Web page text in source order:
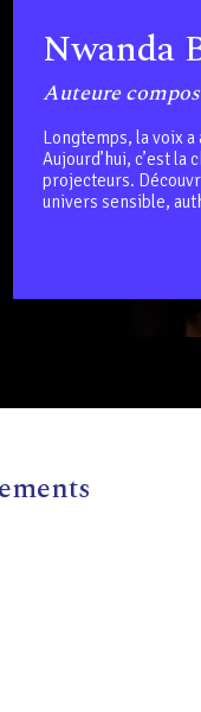
Nwanda
Auteure
Longtemps, la voix
Aujourd’hui, c’est
projecteurs.
univers sensible,